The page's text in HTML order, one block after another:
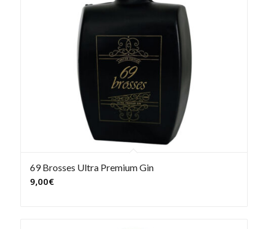
69 Brosses Ultra Premium Gin
9,00€